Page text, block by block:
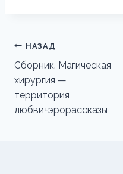
Навигация
по
записям
НАЗАД
Сборник. Магическая
хирургия —
территория
любви+эрорассказы